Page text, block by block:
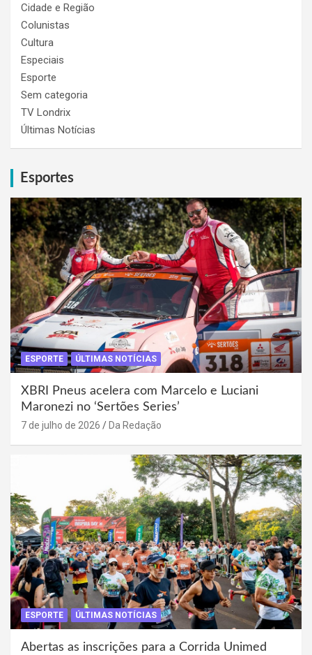
Cidade e Região
Colunistas
Cultura
Especiais
Esporte
Sem categoria
TV Londrix
Últimas Notícias
Esportes
ESPORTE ÚLTIMAS NOTÍCIAS
XBRI Pneus acelera com Marcelo e Luciani
Maronezi no ‘Sertões Series’
7 de julho de 2026 Da Redação
ESPORTE ÚLTIMAS NOTÍCIAS
Abertas as inscrições para a Corrida Unimed